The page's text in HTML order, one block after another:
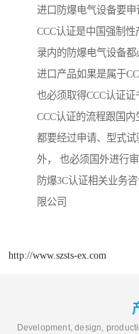
进口防爆电气设备要申
CCC认证是中国强制性
录内的防爆电气设备都
进口产品如果是属于
也必须取得CCC认证
CCC认证的流程跟国内
都要经过申请、型式
外， 也必须国外进行审
防爆3C认证相关业务
限公司
http://www.szsts-ex.com
Development, design,